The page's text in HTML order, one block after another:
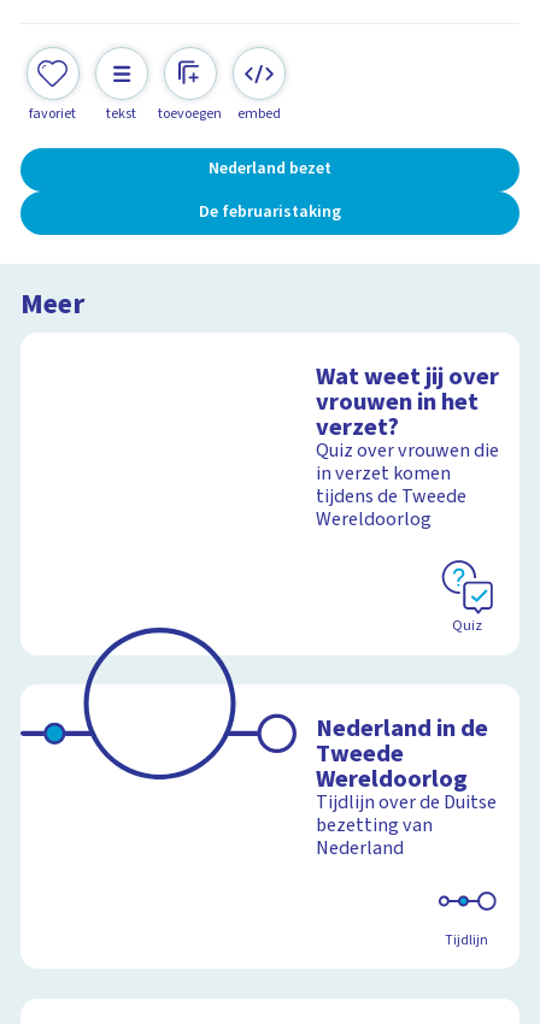
favoriet tekst toevoegen embed
Nederland bezet
De februaristaking
Meer
Wat weet jij over
vrouwen in het
verzet?
Quiz over vrouwen die
in verzet komen
tijdens de Tweede
Wereldoorlog
Quiz
Nederland in de
Tweede
Wereldoorlog
Tijdlijn over de Duitse
bezetting van
Nederland
Tijdlijn